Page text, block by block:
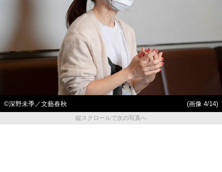
©深野未季／文藝春秋
(画像 4/14)
縦スクロールで次の写真へ